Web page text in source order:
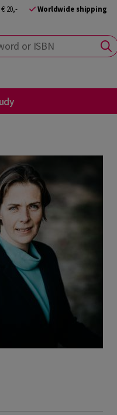
20,- Worldwide shipping
ISBN